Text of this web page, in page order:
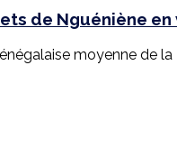
de Nguéniène
moyenne de